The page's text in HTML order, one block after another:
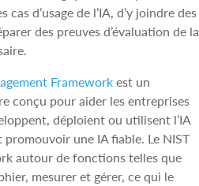
cas d’usage de l’IA, d’y joindre des
des preuves d’évaluation de la
Framework est un
conçu pour aider les entreprises
déploient ou utilisent l’IA
promouvoir une IA fiable. Le NIST
autour de fonctions telles que
mesurer et gérer, ce qui le